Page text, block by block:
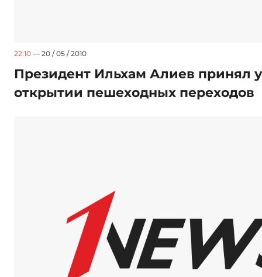
22:10 — 20 / 05 / 2010
Президент Ильхам Алиев принял
открытии пешеходных переходов